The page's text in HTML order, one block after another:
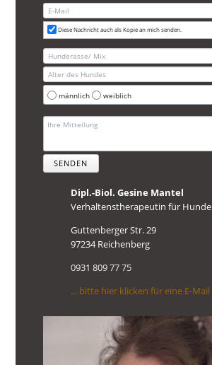
Diese Nachricht auch als Kopie an mich senden.
männlich weiblich
SENDEN
Dipl.-Biol. Gesine Mantel
Verhaltenstherapeutin für Hunde
Guttenberger Str. 29
97234 Reichenberg
0931 809 77 75
... bitte hier klicken für eine E-Mail